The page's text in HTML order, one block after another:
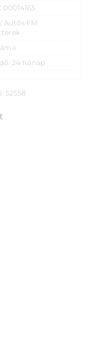
00014163
Autós FM
24 hónap
52558